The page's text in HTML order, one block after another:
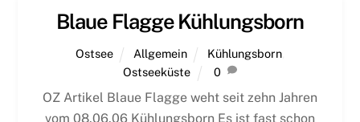
Blaue Flagge Kühlungsborn
Ostsee Allgemein Kühlungsborn
Ostseeküste
0
OZ Artikel Blaue Flagge weht seit zehn Jahren
vom 08.06.06 Kühlungsborn Es ist fast schon